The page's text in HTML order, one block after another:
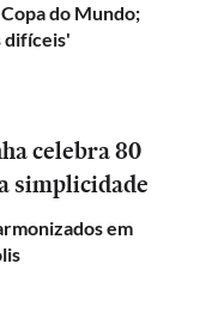
do Mundo;
difíceis'
celebra 80
simplicidade
em